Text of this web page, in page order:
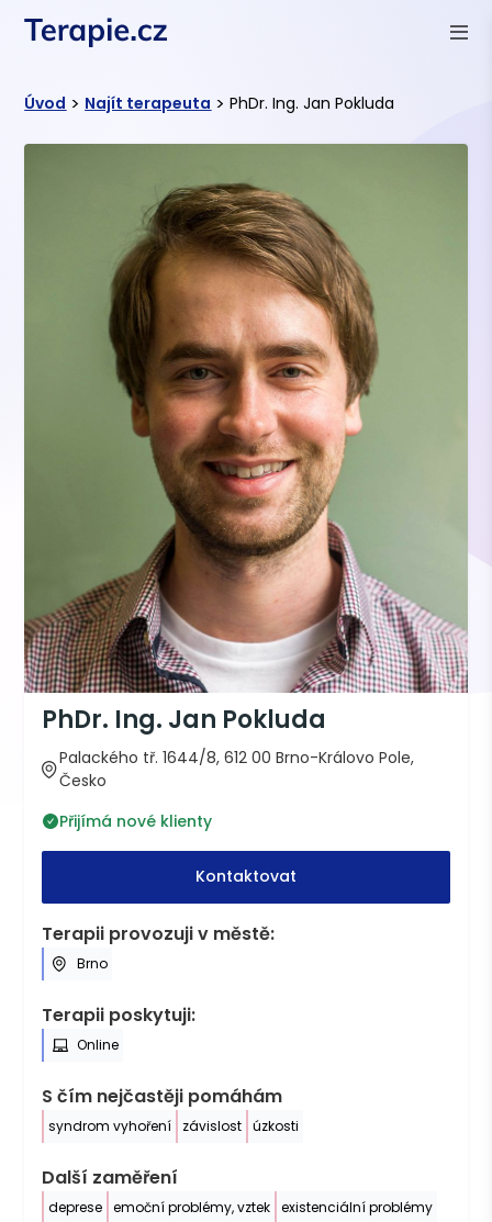
Úvod > Najít terapeuta > PhDr. Ing. Jan Pokluda
PhDr. Ing. Jan Pokluda
Palackého tř. 1644/8, 612 00 Brno-Královo Pole,
Česko
Přijímá nové klienty
Kontaktovat
Terapii provozuji v městě:
Brno
Terapii poskytuji:
Online
S čím nejčastěji pomáhám
syndrom vyhoření závislost úzkosti
Další zaměření
deprese emoční problémy, vztek existenciální problémy